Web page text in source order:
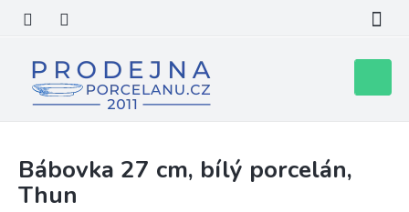
obsah
košík
Bábovka 27 cm, bílý porcelán,
Thun